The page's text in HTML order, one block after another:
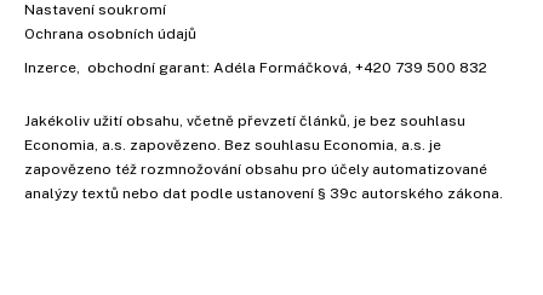
Nastavení soukromí
Ochrana osobních údajů
Inzerce, obchodní garant: Adéla Formáčková, +420 739 500 832
Jakékoliv užití obsahu, včetně převzetí článků, je bez souhlasu
Economia, a.s. zapovězeno. Bez souhlasu Economia, a.s. je
zapovězeno též rozmnožování obsahu pro účely automatizované
analýzy textů nebo dat podle ustanovení § 39c autorského zákona.